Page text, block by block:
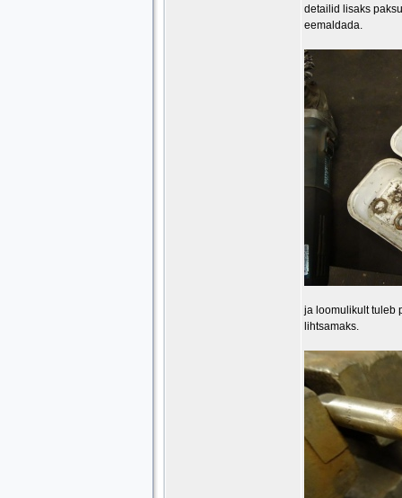
detailid lisaks
eemaldada.
ja loomulikult tuleb
lihtsamaks.